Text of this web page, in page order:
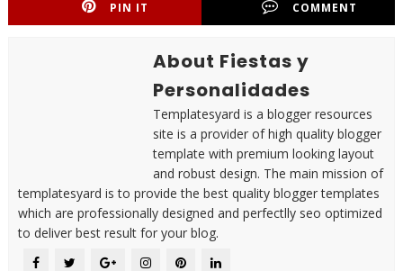
PIN IT COMMENT
About Fiestas y
Personalidades
Templatesyard is a blogger resources
site is a provider of high quality blogger
template with premium looking layout
and robust design. The main mission of
templatesyard is to provide the best quality blogger templates
which are professionally designed and perfectlly seo optimized
to deliver best result for your blog.